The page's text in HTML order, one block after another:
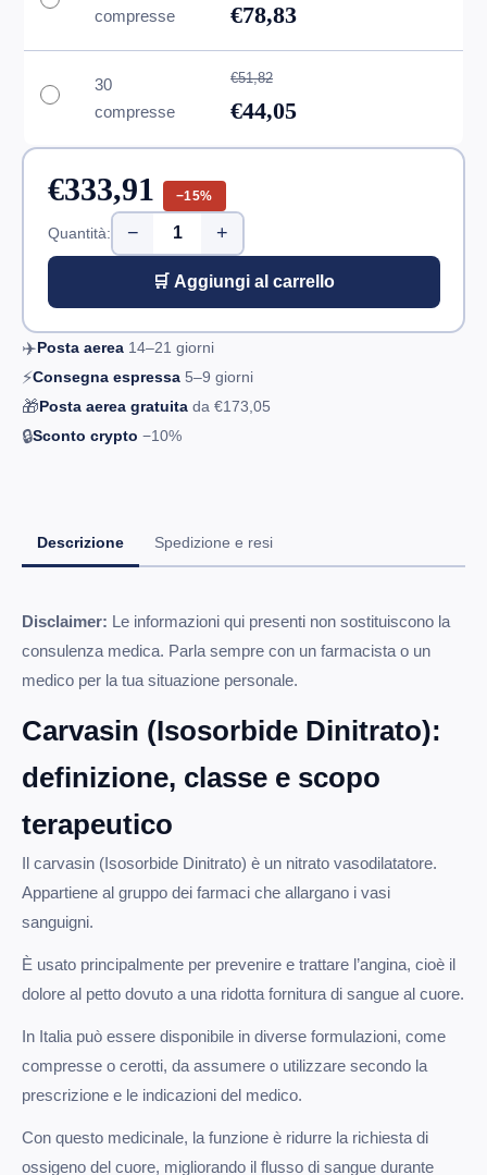
compresse
€78,83
30
compresse
€51,82
€44,05
€333,91 −15%
Quantità: − +
🛒 Aggiungi al carrello
✈️Posta aerea 14–21 giorni
⚡Consegna espressa 5–9 giorni
🎁Posta aerea gratuita da €173,05
🔒Sconto crypto −10%
Descrizione Spedizione e resi
Disclaimer: Le informazioni qui presenti non sostituiscono la
consulenza medica. Parla sempre con un farmacista o un
medico per la tua situazione personale.
Carvasin (Isosorbide Dinitrato):
definizione, classe e scopo
terapeutico
Il carvasin (Isosorbide Dinitrato) è un nitrato vasodilatatore.
Appartiene al gruppo dei farmaci che allargano i vasi
sanguigni.
È usato principalmente per prevenire e trattare l’angina, cioè il
dolore al petto dovuto a una ridotta fornitura di sangue al cuore.
In Italia può essere disponibile in diverse formulazioni, come
compresse o cerotti, da assumere o utilizzare secondo la
prescrizione e le indicazioni del medico.
Con questo medicinale, la funzione è ridurre la richiesta di
ossigeno del cuore, migliorando il flusso di sangue durante